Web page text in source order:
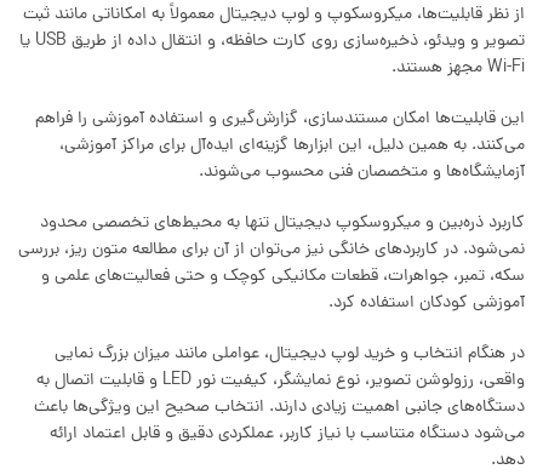
از نظر قابلیت‌ها، میکروسکوپ و لوپ دیجیتال معمولاً به امکاناتی مانند ثبت
تصویر و ویدئو، ذخیره‌سازی روی کارت حافظه، و انتقال داده از طریق USB یا
Wi-Fi مجهز هستند.
این قابلیت‌ها امکان مستندسازی، گزارش‌گیری و استفاده آموزشی را فراهم
می‌کنند. به همین دلیل، این ابزارها گزینه‌ای ایده‌آل برای مراکز آموزشی،
آزمایشگاه‌ها و متخصصان فنی محسوب می‌شوند.
کاربرد ذره‌بین و میکروسکوپ دیجیتال تنها به محیط‌های تخصصی محدود
نمی‌شود. در کاربردهای خانگی نیز می‌توان از آن برای مطالعه متون ریز، بررسی
سکه، تمبر، جواهرات، قطعات مکانیکی کوچک و حتی فعالیت‌های علمی و
آموزشی کودکان استفاده کرد.
در هنگام انتخاب و خرید لوپ دیجیتال، عواملی مانند میزان بزرگ‌ نمایی
واقعی، رزولوشن تصویر، نوع نمایشگر، کیفیت نور LED و قابلیت اتصال به
دستگاه‌های جانبی اهمیت زیادی دارند. انتخاب صحیح این ویژگی‌ها باعث
می‌شود دستگاه متناسب با نیاز کاربر، عملکردی دقیق و قابل اعتماد ارائه
دهد.